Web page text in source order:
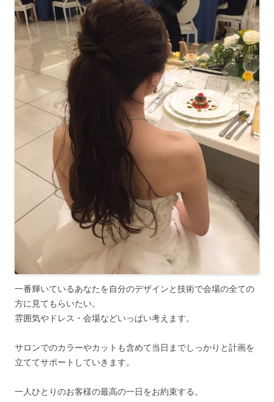
一番輝いているあなたを自分のデザインと技術で会場の全ての
方に見てもらいたい。
雰囲気やドレス・会場などいっぱい考えます。
サロンでのカラーやカットも含めて当日までしっかりと計画を
立ててサポートしていきます。
一人ひとりのお客様の最高の一日をお約束する。